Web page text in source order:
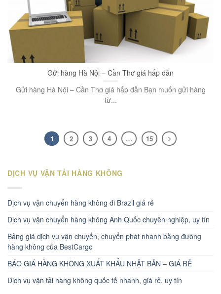
Gửi hàng Hà Nội – Cần Thơ giá hấp dẫn
Gửi hàng Hà Nội – Cần Thơ giá hấp dẫn Bạn muốn gửi hàng
từ...
1 2 3 4 … 15
DỊCH VỤ VẬN TẢI HÀNG KHÔNG
Dịch vụ vận chuyển hàng không đi Brazil giá rẻ
Dịch vụ vận chuyển hàng không Anh Quốc chuyên nghiệp, uy tín
Bảng giá dịch vụ vận chuyển, chuyển phát nhanh bằng đường
hàng không của BestCargo
BÁO GIÁ HÀNG KHÔNG XUẤT KHẨU NHẬT BẢN – GIÁ RẺ
Dịch vụ vận tải hàng không quốc tế nhanh, giá rẻ, uy tín